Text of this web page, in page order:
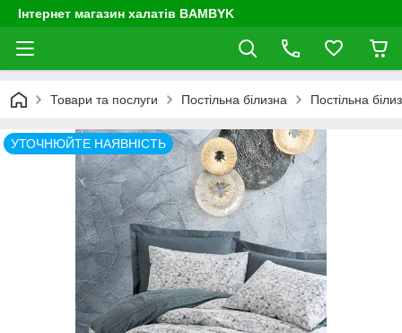
Інтернет магазин халатів BAMBYK
Товари та послуги Постільна білизна Постільна
УТОЧНЮЙТЕ НАЯВНІСТЬ